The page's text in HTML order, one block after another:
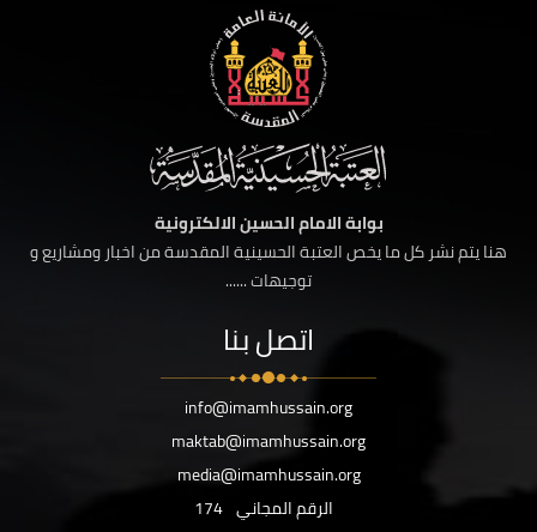
بوابة الامام الحسين الالكترونية
هنا يتم نشر كل ما يخص العتبة الحسينية المقدسة من اخبار ومشاريع و
توجيهات ......
اتصل بنا
info@imamhussain.org
maktab@imamhussain.org
media@imamhussain.org
الرقم المجاني 174